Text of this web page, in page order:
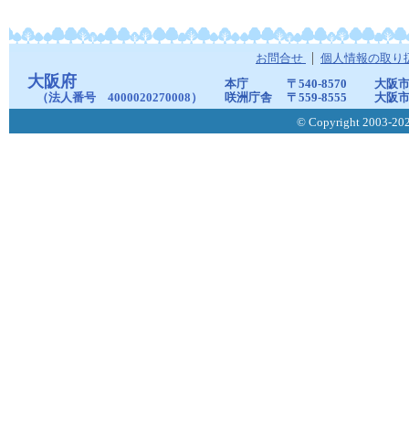
お問合せ 個人情報の取り
大阪府
（法人番号 4000020270008）
本庁 〒540-8570
大阪
咲洲庁舎
〒559-8555
大阪
© Copyright 2003-